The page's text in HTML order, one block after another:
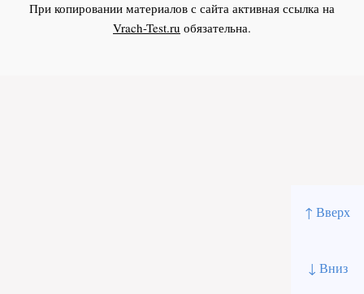
↑ Вверх
↓ Вниз
При копировании материалов с сайта активная ссылка на
Vrach-Test.ru обязательна.